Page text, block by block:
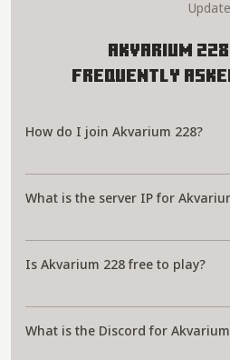
Akvarium
Frequently
How do I join Akvarium 228?
What is the server IP for
Is Akvarium 228 free to play?
What is the Discord for